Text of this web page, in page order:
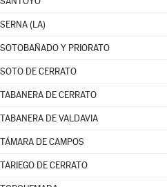
SERNA (LA)
SOTOBAÑADO Y PRIORATO
SOTO DE CERRATO
TABANERA DE CERRATO
TABANERA DE VALDAVIA
TÁMARA DE CAMPOS
TARIEGO DE CERRATO